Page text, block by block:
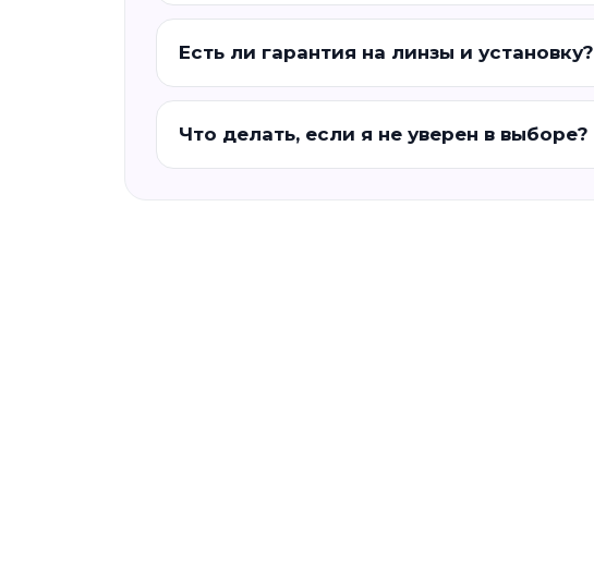
Есть ли гарантия на линзы и установку?
Что делать, если я не уверен в выборе?